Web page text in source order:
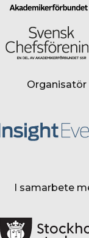
Organisatör
I samarbete